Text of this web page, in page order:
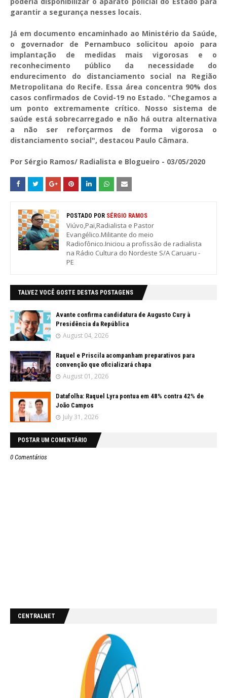
garantir a segurança nesses locais.
Já em documento encaminhado ao Ministério da Saúde,
o governador de Pernambuco solicitou apoio para
implantação de medidas mais vigorosas e o
reconhecimento público da necessidade do
endurecimento do distanciamento social na Região
Metropolitana do Recife. Essa área concentra 90% dos
casos confirmados de Covid-19 no Estado. "Chegamos a
um ponto extremamente crítico. Nosso sistema de
saúde está sobrecarregado e não há outra alternativa
a não ser reforçarmos de forma vigorosa o
distanciamento social", destacou Paulo Câmara.
Por Sérgio Ramos/ Radialista e Blogueiro - 03/05/2020
POSTADO POR SÉRGIO RAMOS
Viúvo,Pai,Radialista e Pastor
Evangélico.Militante do meio
Radiofônico.Iniciou a profissão de radialista
na Rádio Cultura do Nordeste S/A Caruaru -
PE
TALVEZ VOCÊ GOSTE DESTAS POSTAGENS
Avante confirma candidatura de Augusto Cury à
Presidência da República
August 04, 2026
Raquel e Priscila acompanham preparativos para
convenção que oficializará chapa
August 01, 2026
Datafolha: Raquel Lyra pontua em 48% contra 42% de
João Campos
July 31, 2026
POSTAR UM COMENTÁRIO
0 Comentários
CENTRALNET